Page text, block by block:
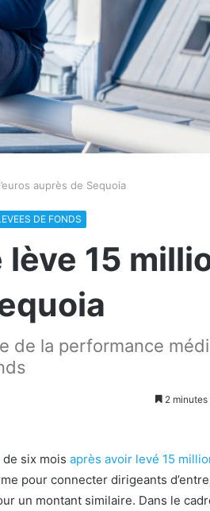
auprès de Sequoia
DE FONDS
lève 15
de la performance
2
de six mois après avoir levé 15
pour connecter dirigeants
un montant similaire. Dans le